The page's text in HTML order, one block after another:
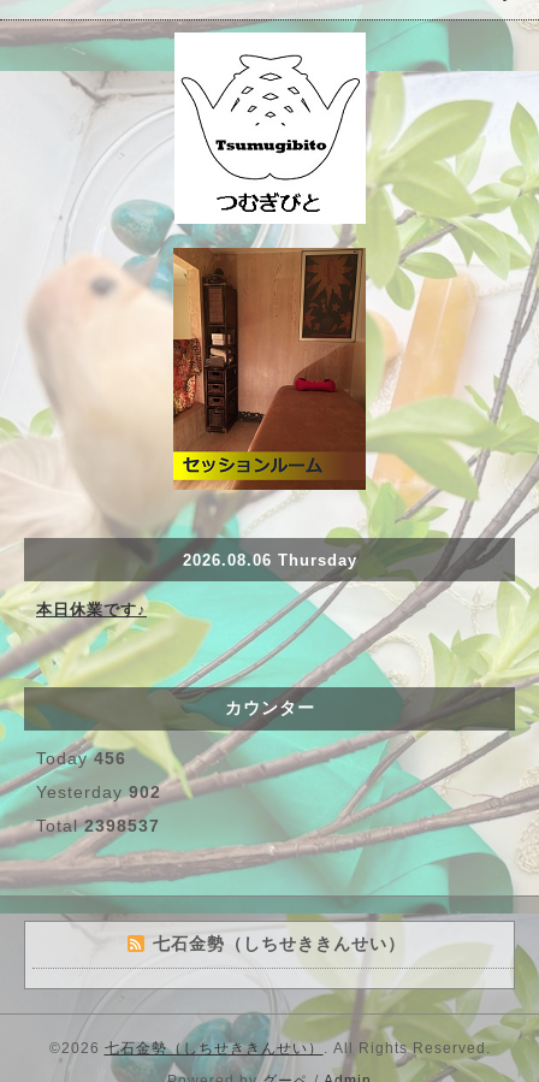
2026.08.06 Thursday
本日休業です♪
カウンター
Today456
Yesterday902
Total2398537
七石金勢（しちせききんせい）
©2026 七石金勢（しちせききんせい） . All Rights Reserved.